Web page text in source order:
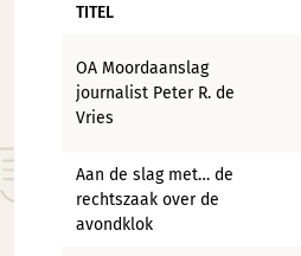
TITEL
OA Moordaanslag
journalist Peter R. de
Vries
Aan de slag met… de
rechtszaak over de
avondklok